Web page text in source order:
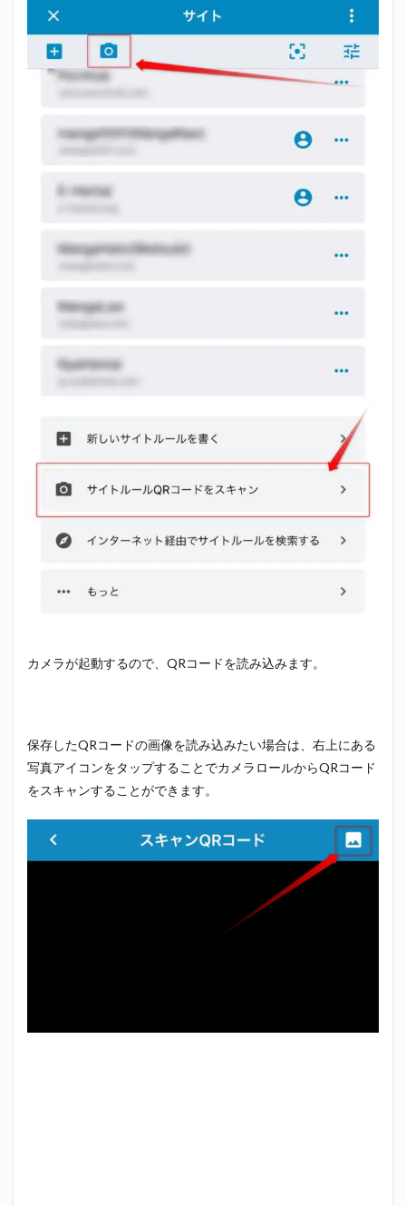
カメラが起動するので、QRコードを読み込みます。
保存したQRコードの画像を読み込みたい場合は、右上にある
写真アイコンをタップすることでカメラロールからQRコード
をスキャンすることができます。